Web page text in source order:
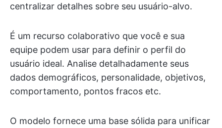
centralizar detalhes sobre seu usuário-alvo.
É um recurso colaborativo que você e sua
equipe podem usar para definir o perfil do
usuário ideal. Analise detalhadamente seus
dados demográficos, personalidade, objetivos,
comportamento, pontos fracos etc.
O modelo fornece uma base sólida para unificar